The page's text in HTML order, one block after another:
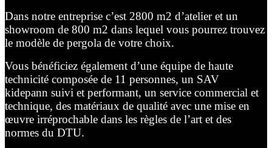
Dans notre entreprise c’est 2800 m2 d’atelier et un
showroom de 800 m2 dans lequel vous pourrez trouvez
le modèle de pergola de votre choix.
Vous bénéficiez également d’une équipe de haute
technicité composée de 11 personnes, un SAV
kidepann suivi et performant, un service commercial et
technique, des matériaux de qualité avec une mise en
œuvre irréprochable dans les règles de l’art et des
normes du DTU.